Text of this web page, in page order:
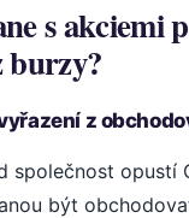
s akciemi
burzy?
z
společnost opustí
být